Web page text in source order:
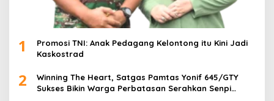
1
Promosi TNI: Anak Pedagang Kelontong itu Kini Jadi
Kaskostrad
2
Winning The Heart, Satgas Pamtas Yonif 645/GTY
Sukses Bikin Warga Perbatasan Serahkan Senpi